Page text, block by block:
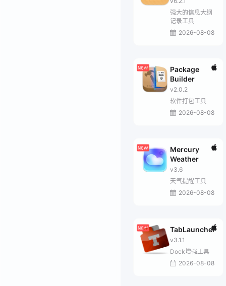
强大的信息大纲
记录工具
2026-08-08
Package
Builder
v2.0.2
软件打包工具
2026-08-08
Mercury
Weather
v3.6
天气提醒工具
2026-08-08
TabLauncher
v3.1.1
Dock增强工具
2026-08-08